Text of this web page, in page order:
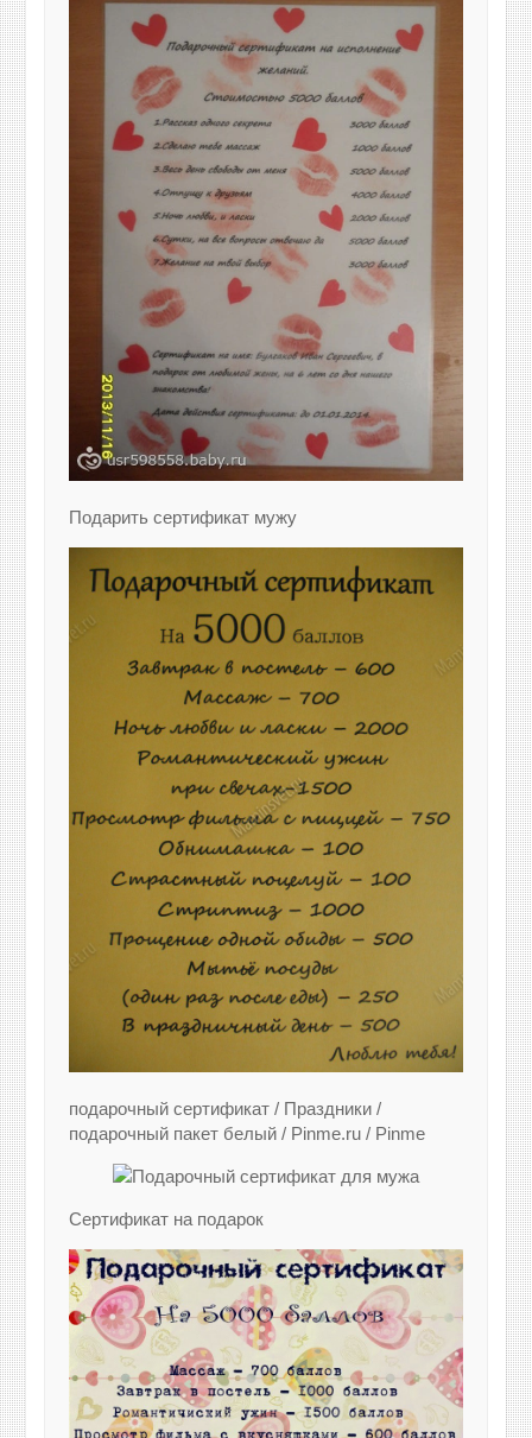
Подарить сертификат мужу
подарочный сертификат / Праздники /
подарочный пакет белый / Pinme.ru / Pinme
Сертификат на подарок